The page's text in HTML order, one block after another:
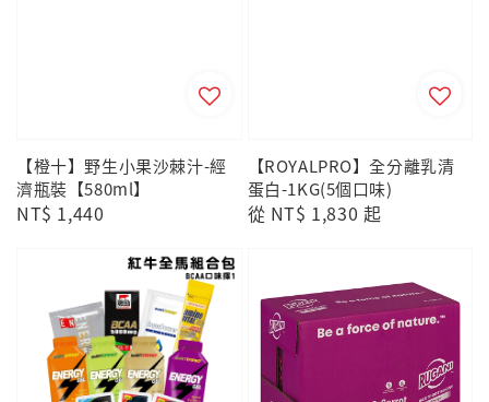
【橙十】野生小果沙棘汁-經
濟瓶裝【580ml】
Regular
NT$ 1,440
【ROYALPRO】全分離乳清
蛋白-1KG(5個口味)
Regular
從 NT$ 1,830 起